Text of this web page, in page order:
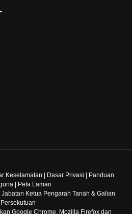
Keselamatan Dasar Privasi
Panduan
Peta Laman
Ketua Pengarah Tanah & Galian
Persekutuan
Google Chrome, Mozilla Firefox dan